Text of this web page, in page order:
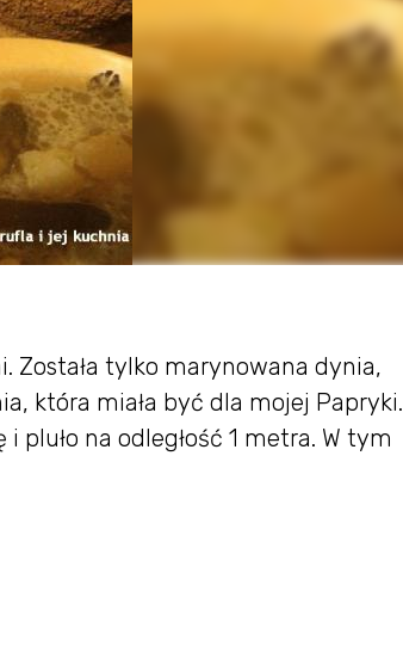
Została tylko marynowana dynia,
która miała być dla mojej Papryki.
na odległość 1 metra. W tym